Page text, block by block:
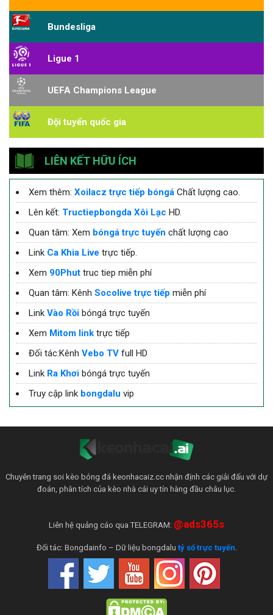
Bundesliga
Ligue 1
UEFA Champions League
Đội tuyển quốc gia
LIÊN KẾT HỮU ÍCH
Xem thêm: Xoilacz trực tiếp bóngá Chất lượng cao.
Lên kết: Tructiepbongda Xôi Lạc HD.
Quan tâm: Xem bóngá trực tuyến chất lượng cao
Link Ca Khia Live trực tiếp.
Xem 90Phut truc tiep miễn phí
Quan tâm: Kênh Socolive trực tiếp miễn phí
Link Vào Rồi bóngá trực tuyến
Xem Mitom link trực tiếp
Đối tác:Kênh Vebo TV full HD
Link Ra Khơi bóngá trực tuyến
Truy cập link bongdalu vip
Chuyên trang soi kèo bóng đá keonhacaiz.cc nhận định các giải đấu với dự
đoán, phân tích của kèo nhà cái uy tín hàng đầu châu lục.
Liên hệ quảng cáo qua TELEGRAM: @ads365s
Đối tác: Bongdainfo – Dữ liệu bongdalu tỷ số trực tuyến